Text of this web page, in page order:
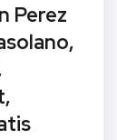
Perez